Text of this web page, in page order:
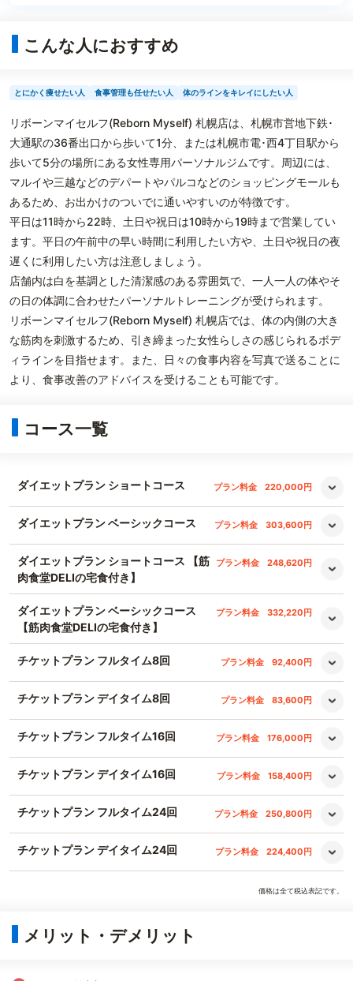
こんな人におすすめ
とにかく痩せたい人 食事管理も任せたい人 体のラインをキレイにしたい人
リボーンマイセルフ(Reborn Myself) 札幌店は、札幌市営地下鉄･
大通駅の36番出口から歩いて1分、または札幌市電･西4丁目駅から
歩いて5分の場所にある女性専用パーソナルジムです。周辺には、
マルイや三越などのデパートやパルコなどのショッピングモールも
あるため、お出かけのついでに通いやすいのが特徴です。
平日は11時から22時、土日や祝日は10時から19時まで営業してい
ます。平日の午前中の早い時間に利用したい方や、土日や祝日の夜
遅くに利用したい方は注意しましょう。
店舗内は白を基調とした清潔感のある雰囲気で、一人一人の体やそ
の日の体調に合わせたパーソナルトレーニングが受けられます。
リボーンマイセルフ(Reborn Myself) 札幌店では、体の内側の大き
な筋肉を刺激するため、引き締まった女性らしさの感じられるボデ
ィラインを目指せます。また、日々の食事内容を写真で送ることに
より、食事改善のアドバイスを受けることも可能です。
コース一覧
ダイエットプラン ショートコース プラン料金 220,000円
ダイエットプラン ベーシックコース プラン料金 303,600円
ダイエットプラン ショートコース 【筋
肉食堂DELIの宅食付き】
プラン料金 248,620円
ダイエットプラン ベーシックコース
【筋肉食堂DELIの宅食付き】
プラン料金 332,220円
チケットプラン フルタイム8回 プラン料金 92,400円
チケットプラン デイタイム8回 プラン料金 83,600円
チケットプラン フルタイム16回 プラン料金 176,000円
チケットプラン デイタイム16回 プラン料金 158,400円
チケットプラン フルタイム24回 プラン料金 250,800円
チケットプラン デイタイム24回 プラン料金 224,400円
価格は全て税込表記です。
メリット・デメリット